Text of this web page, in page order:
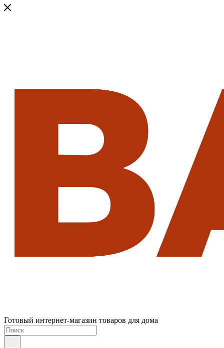
Готовый интернет-магазин товаров для дома